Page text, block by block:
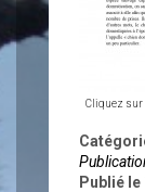
Cliquez sur
Publié le